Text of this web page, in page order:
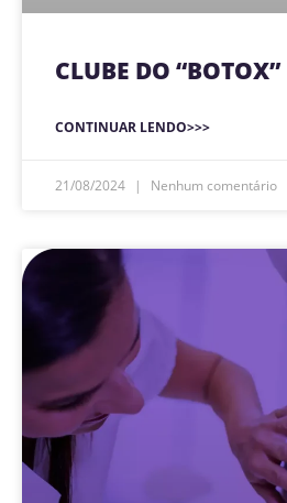
CLUBE DO “BOTOX”
CONTINUAR LENDO>>>
21/08/2024 Nenhum comentário